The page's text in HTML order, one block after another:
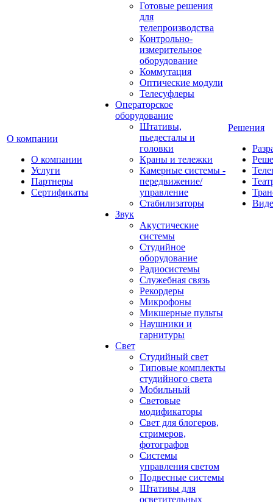
О компании
О компании
Услуги
Партнеры
Сертификаты
Готовые решения
для
телепроизводства
Контрольно-
измерительное
оборудование
Коммутация
Оптические модули
Телесуфлеры
Операторское
оборудование
Штативы,
пьедесталы и
головки
Краны и тележки
Камерные системы -
передвижение/
управление
Стабилизаторы
Звук
Акустические
системы
Студийное
оборудование
Радиосистемы
Служебная связь
Рекордеры
Микрофоны
Микшерные пульты
Наушники и
гарнитуры
Свет
Студийный свет
Типовые комплекты
студийного света
Мобильный
Световые
модификаторы
Свет для блогеров,
стримеров,
фотографов
Системы
управления светом
Подвесные системы
Штативы для
осветительных
Решения